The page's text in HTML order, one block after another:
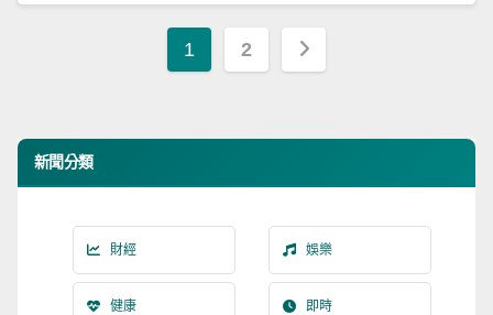
文
分
頁
1 2
新聞分類
財經 娛樂
健康 即時